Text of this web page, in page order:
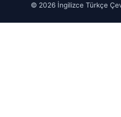
© 2026 İngilizce Türkçe